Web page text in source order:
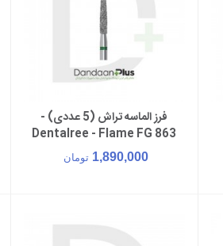
افزودن به سبد خرید
فرز الماسه تراش (5 عددی) -
Dentalree - Flame FG 863
1,890,000 تومان